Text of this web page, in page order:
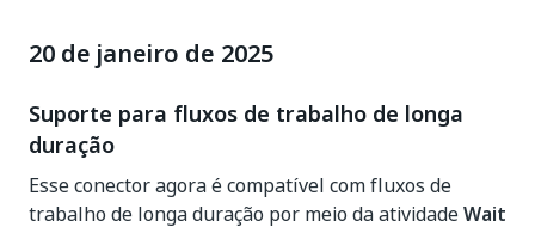
20 de janeiro de 2025
Suporte para fluxos de trabalho de longa
duração
Esse conector agora é compatível com fluxos de
trabalho de longa duração por meio da atividadeWait